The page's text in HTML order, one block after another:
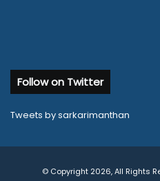
Follow on Twitter
Tweets by sarkarimanthan
© Copyright 2026, All Rights